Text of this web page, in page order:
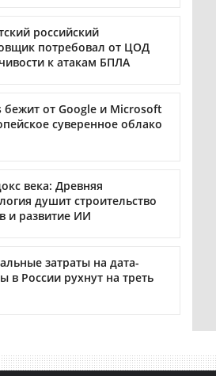
российский
потребовал от ЦОД
к атакам БПЛА
бежит от Google и Microsoft
суверенное облако
века: Древняя
душит строительство
и развитие ИИ
затраты на дата-
в России рухнут на треть